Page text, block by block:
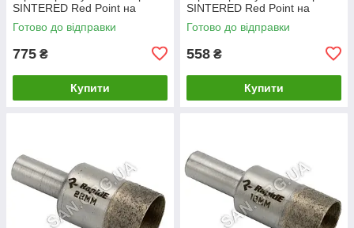
SINTERED Red Point на
Дриль
Готово до відправки
775 ₴
Купити
SINTERED Red Point на
Дриль
Готово до відправки
558 ₴
Купити